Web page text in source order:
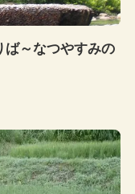
ば～なつやすみの